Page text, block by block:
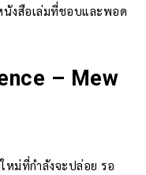
นังสือเล่มที่ชอบและพอด
– Mew
หม่ที่กำลังจะปล่อย รอ